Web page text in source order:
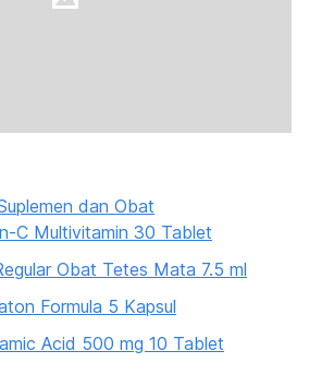
dan Obat
C Multivitamin 30 Tablet
Obat Tetes Mata 7.5 ml
Formula 5 Kapsul
Acid 500 mg 10 Tablet